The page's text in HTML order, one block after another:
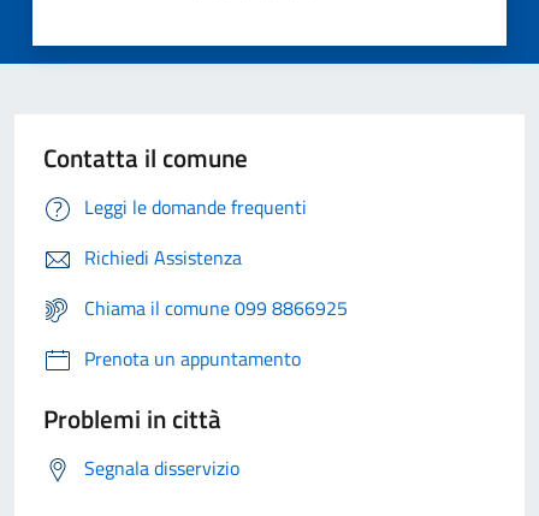
Contatta il comune
Leggi le domande frequenti
Richiedi Assistenza
Chiama il comune 099 8866925
Prenota un appuntamento
Problemi in città
Segnala disservizio